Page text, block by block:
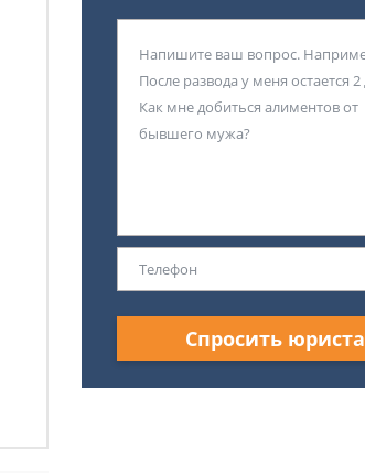
Спросить юриста